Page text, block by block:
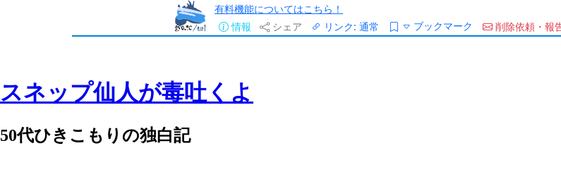
有料機能についてはこちら！
情報
シェア リンク: 通常 ブックマーク 削除依頼・報